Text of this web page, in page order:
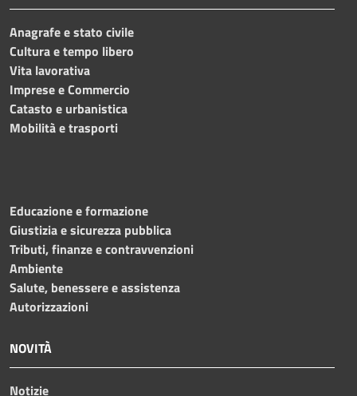
Anagrafe e stato civile
Cultura e tempo libero
Vita lavorativa
Imprese e Commercio
Catasto e urbanistica
Mobilità e trasporti
Educazione e formazione
Giustizia e sicurezza pubblica
Tributi, finanze e contravvenzioni
Ambiente
Salute, benessere e assistenza
Autorizzazioni
NOVITÀ
Notizie